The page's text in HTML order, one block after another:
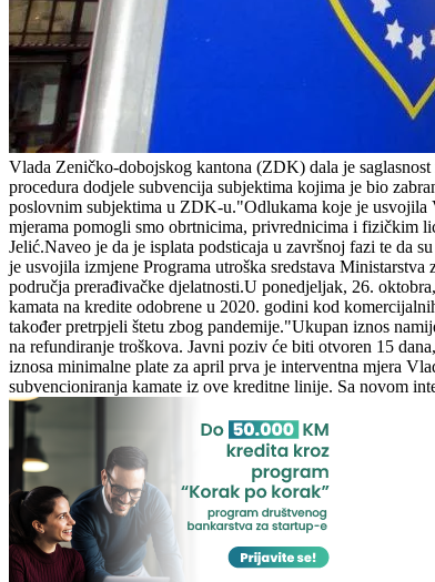
Vlada Zeničko-dobojskog kantona (ZDK) dala je
procedura dodjele subvencija subjektima kojima je bio
poslovnim subjektima u ZDK-u."Odlukama koje je usvojila
mjerama pomogli smo obrtnicima, privrednicima i fizičkim
Jelić.Naveo je da je isplata podsticaja u završnoj fazi te da
je usvojila izmjene Programa utroška sredstava
područja prerađivačke djelatnosti.U ponedjeljak, 26.
kamata na kredite odobrene u 2020. godini kod
također pretrpjeli štetu zbog pandemije."Ukupan iznos
na refundiranje troškova. Javni poziv će biti otvoren 15
iznosa minimalne plate za april prva je interventna mjera
subvencioniranja kamate iz ove kreditne linije. Sa novom